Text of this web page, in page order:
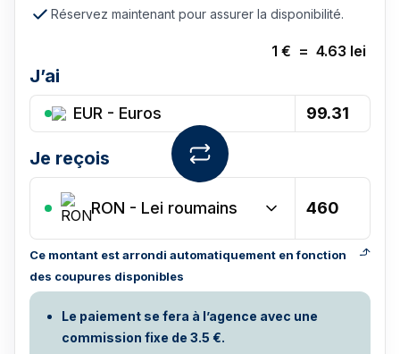
Réservez maintenant pour assurer la disponibilité.
1 € = 4.63 lei
J’ai
EUR - Euros
Je reçois
RON - Lei roumains
Ce montant est arrondi automatiquement en fonction
des coupures disponibles
Le paiement se fera à l’agence avec une
commission fixe de 3.5 €.